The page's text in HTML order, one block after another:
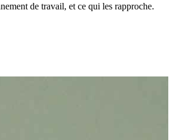
de travail, et ce qui les rapproche.